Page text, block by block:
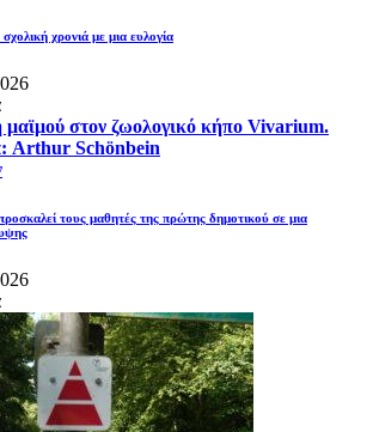
χρονιά με μια ευλογία
τους μαθητές της πρώτης δημοτικού σε μια